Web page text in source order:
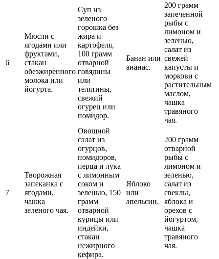
6
Мюсли с
ягодами или
фруктами,
стакан
обезжиренного
молока или
йогурта.
Суп из
зеленого
горошка без
жира и
картофеля,
100 грамм
отварной
говядины
или
телятины,
свежий
огурец или
помидор.
Банан или
ананас.
200 грамм
запеченной
рыбы с
лимоном и
зеленью,
салат из
свежей
капусты и
моркови с
растительным
маслом,
чашка
травяного
чая.
7
Творожная
запеканка с
ягодами,
чашка
зеленого чая.
Овощной
салат из
огурцов,
помидоров,
перца и лука
с лимонным
соком и
зеленью, 150
грамм
отварной
курицы или
индейки,
стакан
нежирного
кефира.
Яблоко
или
апельсин.
200 грамм
отварной
рыбы с
лимоном и
зеленью,
салат из
свеклы,
яблока и
орехов с
йогуртом,
чашка
травяного
чая.